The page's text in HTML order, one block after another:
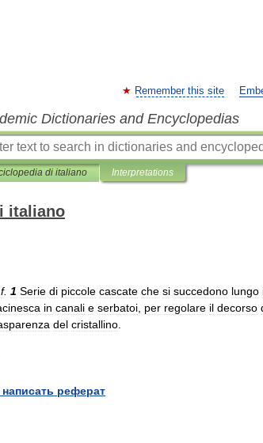
Remember this site
Dictionaries and Encyclopedias
di italiano Interpretations
italiano
f. 1 Serie di piccole cascate che si succedono lungo
in canali e serbatoi per regolare il decorso
del cristallino
реферат